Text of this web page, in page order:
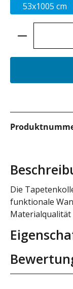
53x1005 cm
Produkt
Die
funktionale
Materialqualität